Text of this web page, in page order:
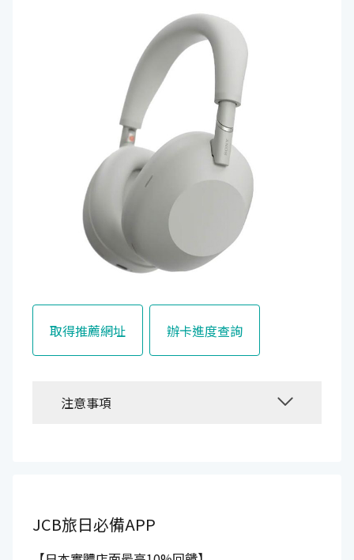
取得推薦網址 辦卡進度查詢
注意事項
JCB旅日必備APP